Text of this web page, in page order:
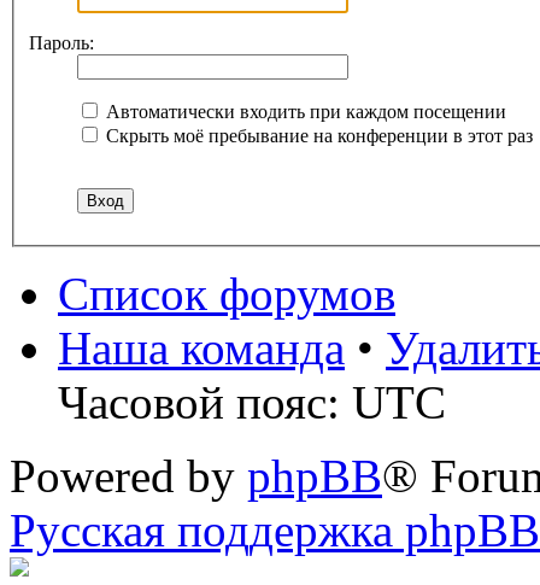
Пароль:
Автоматически входить при каждом посещении
Скрыть моё пребывание на конференции в этот раз
Список форумов
Наша команда •
Часовой пояс: UTC
Powered by phpBB®
Русская поддержка phpBB